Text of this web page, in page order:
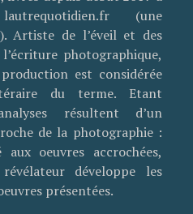
(une
Artiste de l’éveil et des
photographique,
est considérée
du terme. Etant
résultent d’un
de la photographie :
aux oeuvres accrochées,
développe les
présentées.